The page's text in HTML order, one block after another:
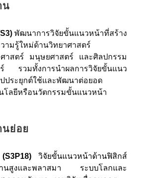
น
พัฒนาการวิจัยขั้นแนวหน้าที่สร้าง
ามรู้ใหม่ด้านวิทยาศาสตร์
าสตร์ มนุษยศาสตร์ และศิลปกรรม
รวมทั้งการนำผลการวิจัยขั้นแนว
ประยุกต์ใช้และพัฒนาต่อยอด
โลยีหรือนวัตกรรมขั้นแนวหน้า
นย่อย
วิจัยขั้นแนวหน้าด้านฟิสิกส์
านสูงและพลาสมา ระบบโลกและ